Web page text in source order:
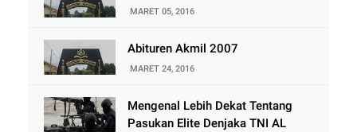
MARET 05, 2016
Abituren Akmil 2007
MARET 24, 2016
Mengenal Lebih Dekat Tentang
Pasukan Elite Denjaka TNI AL